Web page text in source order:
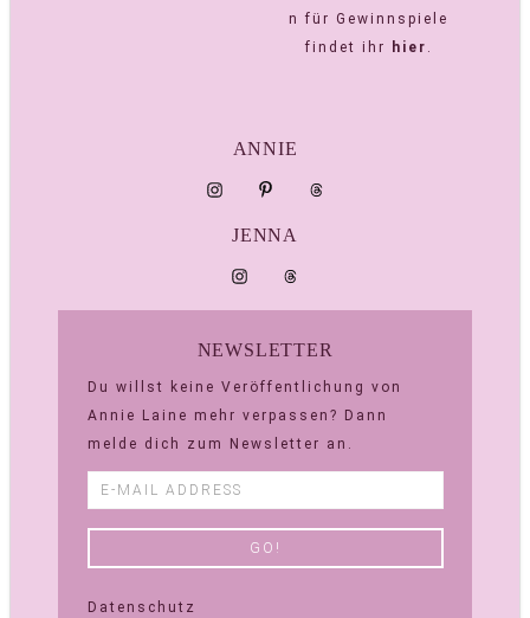
n für Gewinnspiele
findet ihr
hier .
ANNIE
JENNA
NEWSLETTER
Du willst keine Veröffentlichung von
Annie Laine mehr verpassen? Dann
melde dich zum Newsletter an.
Datenschutz